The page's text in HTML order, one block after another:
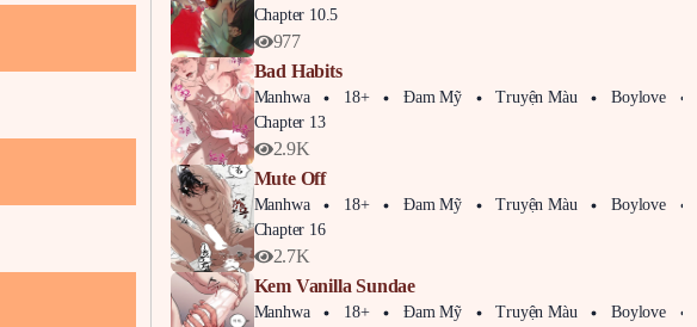
Chapter 10.5
977
Bad Habits
Manhwa 18+ Đam Mỹ Truyện Màu
Boylove
Chapter 13
2.9K
Mute Off
Manhwa 18+ Đam Mỹ Truyện Màu
Boylove
Chapter 16
2.7K
Kem Vanilla Sundae
Manhwa 18+ Đam Mỹ Truyện Màu
Boylove